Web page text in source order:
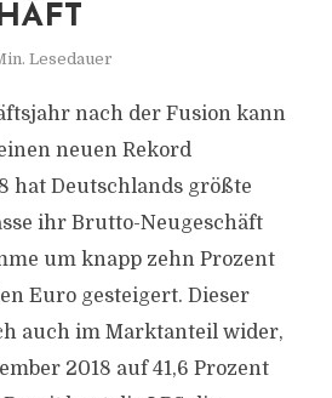
Lesedauer
nach der Fusion kann
neuen Rekord
hat Deutschlands größte
ihr Brutto-Neugeschäft
um knapp zehn Prozent
Euro gesteigert. Dieser
auch im Marktanteil wider,
2018 auf 41,6 Prozent